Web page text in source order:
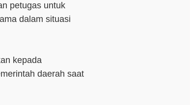
petugas untuk
dalam situasi
kepada
daerah saat